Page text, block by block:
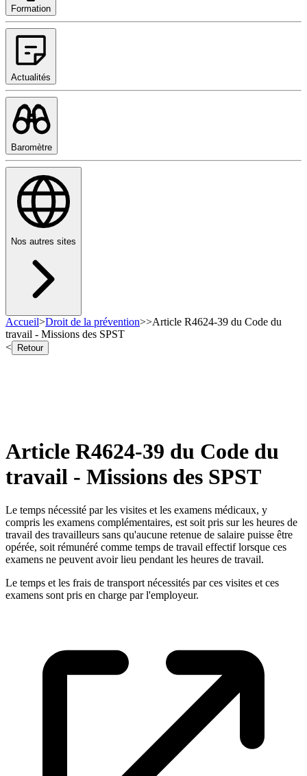
Formation
Actualités
Baromètre
Nos autres sites
Accueil>Droit de la prévention>>Article R4624-39 du Code du
travail - Missions des SPST
<
Retour
Article R4624-39 du Code du
travail - Missions des SPST
Le temps nécessité par les visites et les examens médicaux, y
compris les examens complémentaires, est soit pris sur les heures de
travail des travailleurs sans qu'aucune retenue de salaire puisse être
opérée, soit rémunéré comme temps de travail effectif lorsque ces
examens ne peuvent avoir lieu pendant les heures de travail.
Le temps et les frais de transport nécessités par ces visites et ces
examens sont pris en charge par l'employeur.